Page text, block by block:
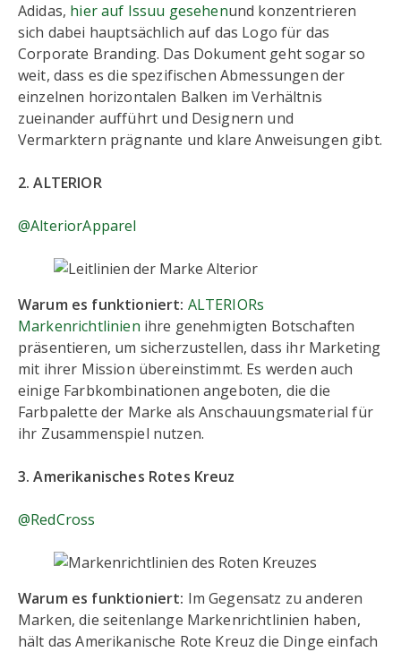
Adidas, hier auf Issuu gesehenund konzentrieren
sich dabei hauptsächlich auf das Logo für das
Corporate Branding. Das Dokument geht sogar so
weit, dass es die spezifischen Abmessungen der
einzelnen horizontalen Balken im Verhältnis
zueinander aufführt und Designern und
Vermarktern prägnante und klare Anweisungen gibt.
2. ALTERIOR
@AlteriorApparel
Warum es funktioniert: ALTERIORs
Markenrichtlinien ihre genehmigten Botschaften
präsentieren, um sicherzustellen, dass ihr Marketing
mit ihrer Mission übereinstimmt. Es werden auch
einige Farbkombinationen angeboten, die die
Farbpalette der Marke als Anschauungsmaterial für
ihr Zusammenspiel nutzen.
3. Amerikanisches Rotes Kreuz
@RedCross
Warum es funktioniert: Im Gegensatz zu anderen
Marken, die seitenlange Markenrichtlinien haben,
hält das Amerikanische Rote Kreuz die Dinge einfach